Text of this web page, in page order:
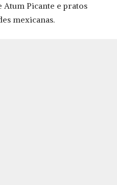
Atum Picante e pratos
mexicanas.